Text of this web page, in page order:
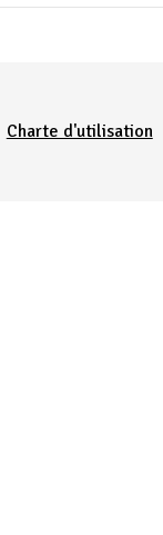
Charte d'utilisation